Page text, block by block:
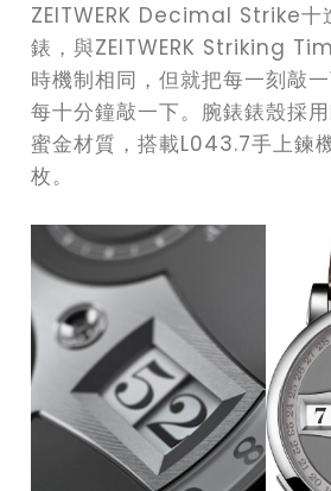
ZEITWERK Decimal Strike十
錶，與ZEITWERK Striking
時機制相同，但就把每一刻敲
每十分鐘敲一下。腕錶錶殼採
蜜金材質，搭載L043.7手上鍊
枚。